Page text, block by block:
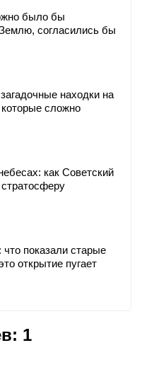
было бы
согласились бы
находки на
сложно
как Советский
показали старые
открытие пугает
1